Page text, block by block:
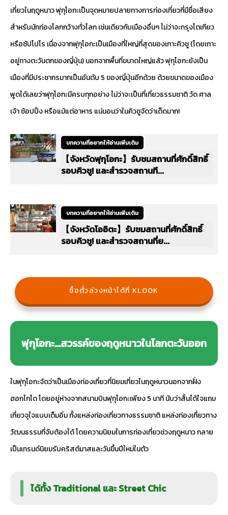
เที่ยวในฤดูหนาว ฟุกุโอกะเป็นจุดหมายปลายทางการท่องเที่ยวที่มีชื่อเสียง
สำหรับนักท่องโลกกว้างทั่วโลก เช่นเดียวกับเมืองอื่นๆ ไม่ว่าจะกรุงโตเกียว
หรือซัปโปโร เนื่องจากฟุกุโอกะเป็นเมืองที่ใหญ่ที่สุดของเกาะคิวชู (โดยเกาะ
อยู่ทางตะวันตกของญี่ปุ่น) นอกจากพื้นที่ขนาดใหญ่แล้ว ฟุกุโอกะยังเป็น
เมืองที่มีประชากรมากเป็นอันดับ 5 ของญี่ปุ่นอีกด้วย ด้วยขนาดของเมือง
พูดได้เลยว่าฟุกุโอกะมีครบทุกอย่าง ไม่ว่าจะเป็นที่เที่ยวธรรมชาติ วัด ศาล
เจ้า ช้อปปิ้ง หรือแม้แต่อาหาร แน่นอนว่าในคิวชูจัดว่าเด็ดมาก!
บทความที่อยากให้อ่านเพิ่มเติม
【จังหวัดฟุกุโอกะ】รับชมสถานที่ศักดิ์สิทธิ์
รอบคิวชู! และสำรวจสถานที...
บทความที่อยากให้อ่านเพิ่มเติม
【จังหวัดโออิตะ】รับชมสถานที่ศักดิ์สิทธิ์
รอบคิวชู! และสำรวจสถานที่ย...
ซื้อตั๋วล่วงหน้าได้ที่ KLOOK
ฟุกุโอกะ…สวรรค์ของฤดูหนาวในโลกตะวันออก
ในฟุกุโอกะจัดว่าเป็นเมืองท่องเที่ยวที่นิยมเที่ยวในฤดูหนาวนอกจากฝั่ง
ฮอกไกโด โดยอยู่ห่างจากสนามบินฟุกุโอกะเพียง 5 นาที นับว่าสั้นได้ใจแถม
เที่ยวจุใจแบบเต็มอิ่ม ทั้งแหล่งท่องเที่ยวทางธรรมชาติ แหล่งท่องเที่ยวทาง
วัฒนธรรมที่จับต้องได้ โดยความนิยมในการท่องเที่ยวช่วงฤดูหนาว กลาย
เป็นเทรนด์นิยมรับคริสต์มาสและวันขึ้นปีใหม่ในตัว
ได้ทั้ง Traditional และ Street Chic